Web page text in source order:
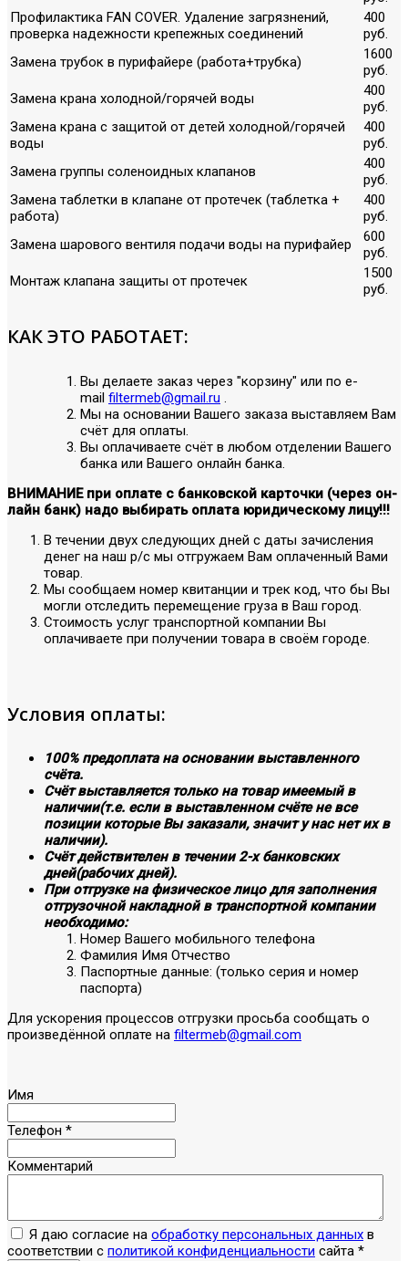
Профилактика FAN COVER. Удаление загрязнений,
проверка надежности крепежных соединений
400
руб.
Замена трубок в пурифайере (работа+трубка)
1600
руб.
Замена крана холодной/горячей воды
400
руб.
Замена крана с защитой от детей холодной/горячей
воды
400
руб.
Замена группы соленоидных клапанов
400
руб.
Замена таблетки в клапане от протечек (таблетка +
работа)
400
руб.
Замена шарового вентиля подачи воды на пурифайер
600
руб.
Монтаж клапана защиты от протечек
1500
руб.
КАК ЭТО РАБОТАЕТ:
Вы делаете заказ через "корзину" или по е-
mail filtermeb@gmail.ru .
Мы на основании Вашего заказа выставляем Вам
счёт для оплаты.
Вы оплачиваете счёт в любом отделении Вашего
банка или Вашего онлайн банка.
ВНИМАНИЕ при оплате с банковской карточки (через он-
лайн банк) надо выбирать оплата юридическому лицу!!!
В течении двух следующих дней с даты зачисления
денег на наш р/с мы отгружаем Вам оплаченный Вами
товар.
Мы сообщаем номер квитанции и трек код, что бы Вы
могли отследить перемещение груза в Ваш город.
Стоимость услуг транспортной компании Вы
оплачиваете при получении товара в своём городе.
Условия оплаты:
100% предоплата на основании выставленного
счёта.
Счёт выставляется только на товар имеемый в
наличии(т.е. если в выставленном счёте не все
позиции которые Вы заказали, значит у нас нет их в
наличии).
Счёт действителен в течении 2-х банковских
дней(рабочих дней).
При отгрузке на физическое лицо для заполнения
отгрузочной накладной в транспортной компании
необходимо:
Номер Вашего мобильного телефона
Фамилия Имя Отчество
Паспортные данные: (только серия и номер
паспорта)
Для ускорения процессов отгрузки просьба сообщать о
произведённой оплате на filtermeb@gmail.com
Имя
Телефон *
Комментарий
Я даю согласие на обработку персональных данных в
соответствии с политикой конфиденциальности сайта *